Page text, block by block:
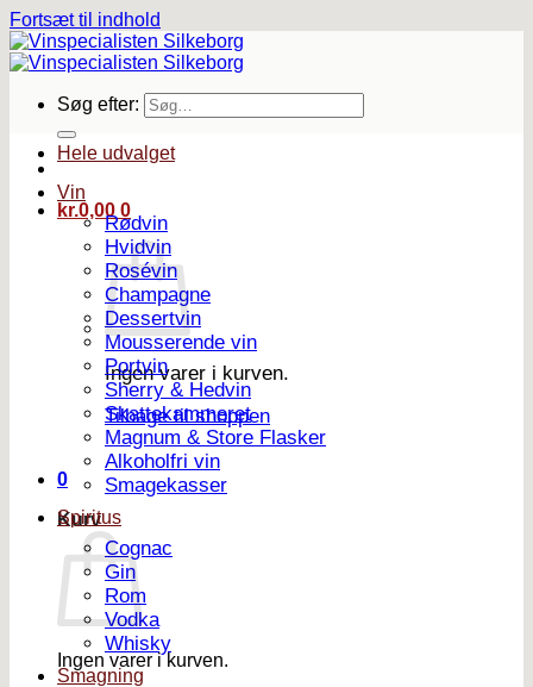
Fortsæt til indhold
Søg efter:
kr.0,00 0
Ingen varer i kurven.
Tilbage til shoppen
0
Kurv
Ingen varer i kurven.
Hele udvalget
Vin
Rødvin
Hvidvin
Rosévin
Champagne
Dessertvin
Mousserende vin
Portvin
Sherry & Hedvin
Skattekammeret
Magnum & Store Flasker
Alkoholfri vin
Smagekasser
Spiritus
Cognac
Gin
Rom
Vodka
Whisky
Smagning